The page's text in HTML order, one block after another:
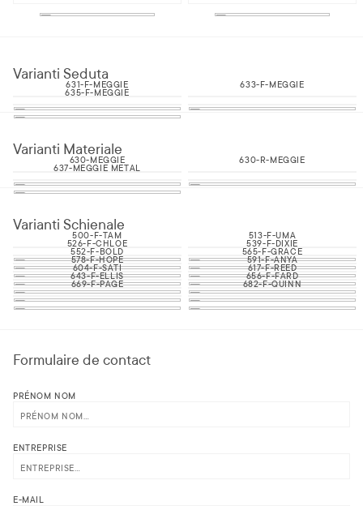
Varianti Seduta
631-F-MEGGIE 633-F-MEGGIE
635-F-MEGGIE
Varianti Materiale
630-MEGGIE 630-R-MEGGIE
637-MEGGIE METAL
Varianti Schienale
500-F-TAM 513-F-UMA
526-F-CHLOE 539-F-DIXIE
552-F-BOLD 565-F-GRACE
578-F-HOPE 591-F-ANYA
604-F-SATI 617-F-REED
643-F-ELLIS 656-F-FARD
669-F-PAGE 682-F-QUINN
Formulaire de contact
PRÉNOM NOM
ENTREPRISE
E-MAIL